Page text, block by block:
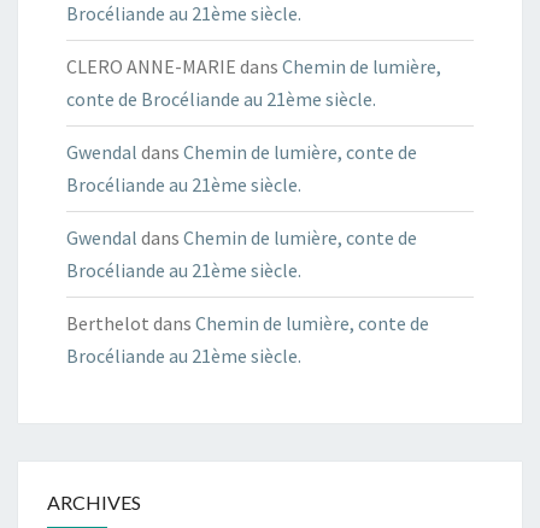
Brocéliande au 21ème siècle.
CLERO ANNE-MARIE dans Chemin de lumière,
conte de Brocéliande au 21ème siècle.
Gwendal dans Chemin de lumière, conte de
Brocéliande au 21ème siècle.
Gwendal dans Chemin de lumière, conte de
Brocéliande au 21ème siècle.
Berthelot dans Chemin de lumière, conte de
Brocéliande au 21ème siècle.
ARCHIVES